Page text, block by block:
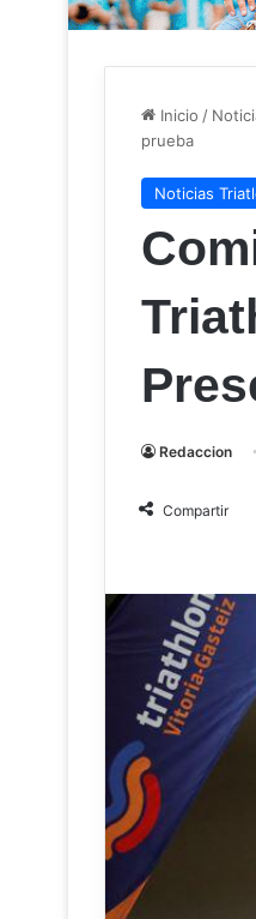
Inicio /
prueba
Noticias
Redaccion
Compartir